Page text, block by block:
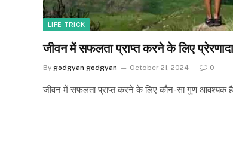
LIFE TRICK
जीवन में सफलता प्राप्त करने के लिए
By godgyan godgyan October 21, 2024 0
जीवन में सफलता प्राप्त करने के लिए कौन-सा गुण